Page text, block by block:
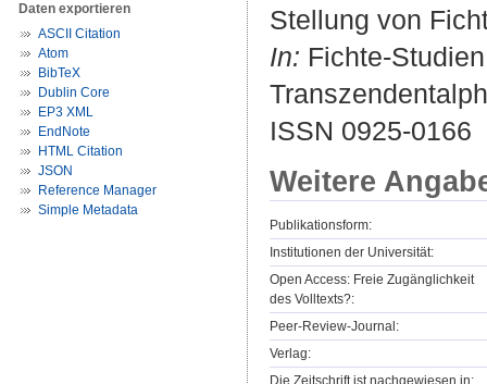
Daten exportieren
ASCII Citation
Atom
BibTeX
Dublin Core
EP3 XML
EndNote
HTML Citation
JSON
Reference Manager
Simple Metadata
Stellung von
In: Fichte-
ISSN 0925-0166
Weitere
Publikationsform:
Institutionen der Universität:
Open Access: Freie Zugänglichkeit
des Volltexts?:
Peer-Review-Journal:
Verlag:
Die Zeitschrift ist nachgewiesen in: